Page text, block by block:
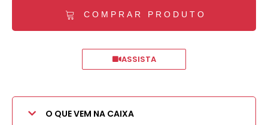
COMPRAR PRODUTO
ASSISTA
O QUE VEM NA CAIXA